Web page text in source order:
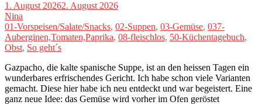
1. August 20262. August 2026
Nina
01-Vorspeisen/Salate/Snacks, 02-Suppen, 03-Gemüse, 037-
Auberginen,Tomaten,Paprika, 08-fleischlos, 50-Küchentagebuch,
Obst, So geht´s
Gazpacho, die kalte spanische Suppe, ist an den heissen Tagen ein
wunderbares erfrischendes Gericht. Ich habe schon viele Varianten
gemacht. Diese hier habe ich neu entdeckt und war begeistert. Eine
ganz neue Idee: das Gemüse wird vorher im Ofen geröstet